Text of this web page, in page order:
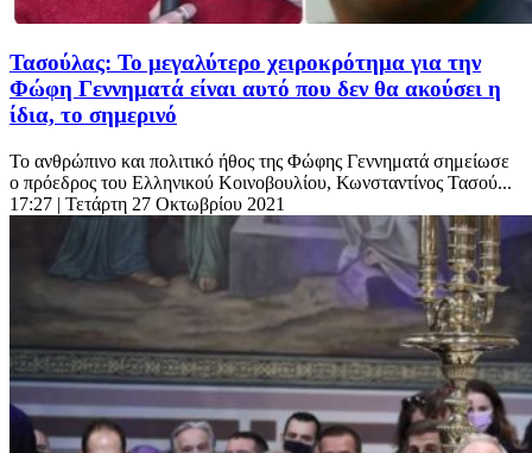
Τασούλας: Το μεγαλύτερο χειροκρότημα για την
Φώφη Γεννηματά είναι αυτό που δεν θα ακούσει η
ίδια, το σημερινό
Το ανθρώπινο και πολιτικό ήθος της Φώφης Γεννηματά σημείωσε
ο πρόεδρος του Ελληνικού Κοινοβουλίου, Κωνσταντίνος Τασού...
17:27 | Τετάρτη 27 Οκτωβρίου 2021